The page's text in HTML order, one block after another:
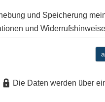
und Speicherung
und
Die Daten werden über